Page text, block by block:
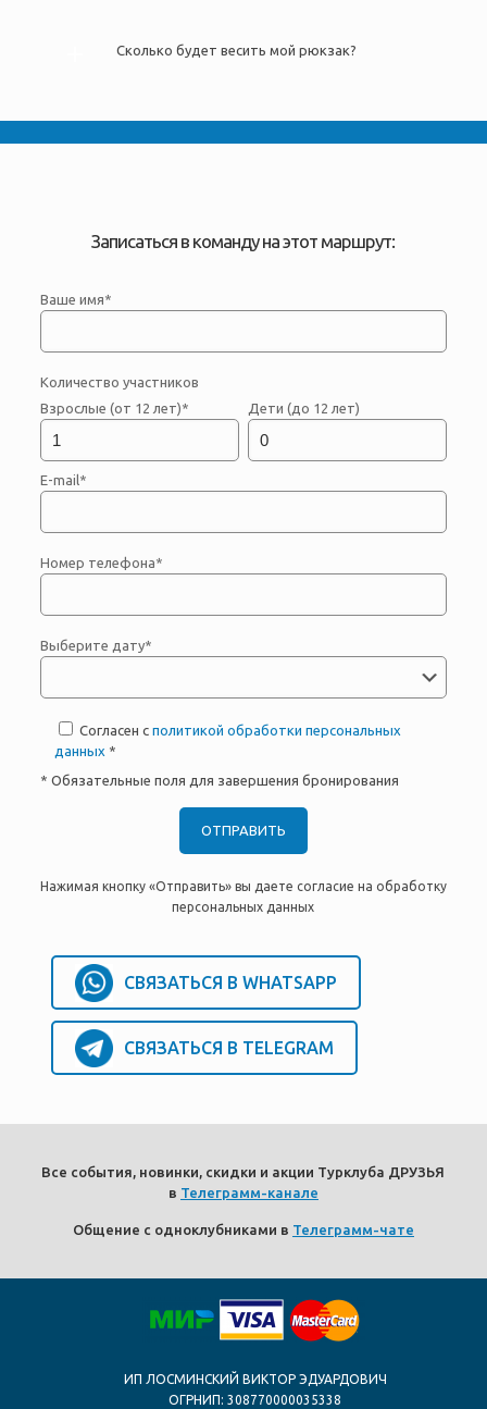
Сколько будет весить мой рюкзак?
Записаться в команду на этот маршрут:
Ваше имя*
Количество участников
Взрослые (от 12 лет)*
Дети (до 12 лет)
E-mail*
Номер телефона*
Выберите дату*
Согласен с политикой обработки персональных
данных *
* Обязательные поля для завершения бронирования
Нажимая кнопку «Отправить» вы даете согласие на обработку
персональных данных
СВЯЗАТЬСЯ В WHATSAPP
СВЯЗАТЬСЯ В TELEGRAM
Все события, новинки, скидки и акции Турклуба ДРУЗЬЯ
в Телеграмм-канале
Общение с одноклубниками в Телеграмм-чате
ИП ЛОСМИНСКИЙ ВИКТОР ЭДУАРДОВИЧ
ОГРНИП: 308770000035338